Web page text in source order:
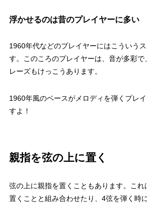
浮かせるのは昔のプレイヤーに多い
1960年代などのプレイヤーにはこういう
す。このころのプレイヤーは、音が多彩で
レーズもけっこうあります。
1960年風のベースがメロディを弾くプレ
すよ！
親指を弦の上に置く
弦の上に親指を置くこともあります。これ
置くことと組み合わせたり、4弦を弾く時